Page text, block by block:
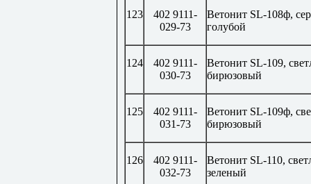
123
402 9111-
029-73
Ветонит SL-108ф,
голубой
124
402 9111-
030-73
Ветонит SL-109,
бирюзовый
125
402 9111-
031-73
Ветонит SL-109ф,
бирюзовый
126
402 9111-
032-73
Ветонит SL-110,
зеленый